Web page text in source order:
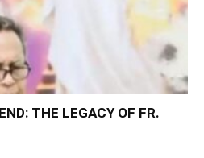
THE LEGACY OF FR.